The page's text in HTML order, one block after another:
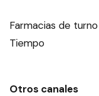
Farmacias de turno
Tiempo
Otros canales